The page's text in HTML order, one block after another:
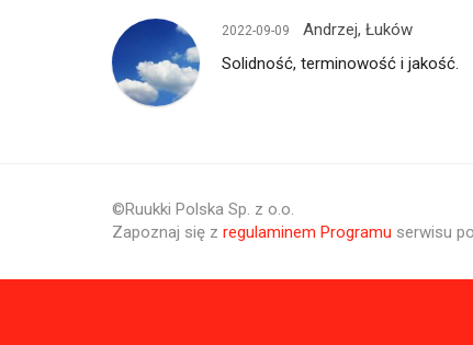
2022-09-09
Andrzej, Łuków
Solidność, terminowość i jakość.
©Ruukki Polska Sp. z o.o.
Zapoznaj się z regulaminem Programu serwisu